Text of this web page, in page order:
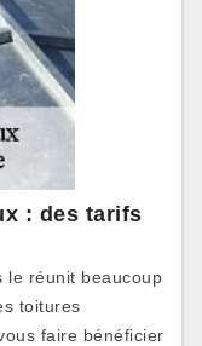
: des tarifs
le réunit beaucoup
toitures
faire bénéficier